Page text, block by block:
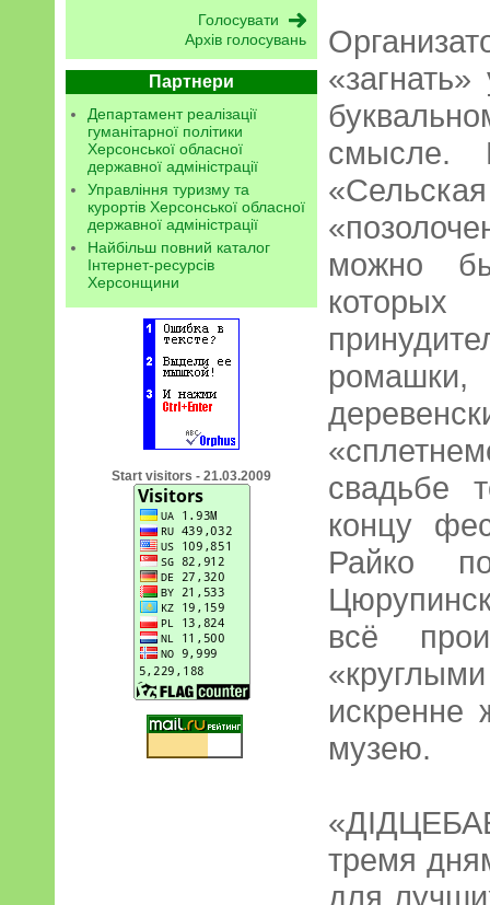
Архів голосувань
Партнери
Департамент реалізації
гуманітарної політики
Херсонської обласної
державної адміністрації
Управління туризму та
курортів Херсонської обласної
державної адміністрації
Найбільш повний каталог
Інтернет-ресурсів
Херсонщини
Start visitors - 21.03.2009
смысле.
можно
свадьбе
концу
Райко
всё
искренне
музею.
тремя
для